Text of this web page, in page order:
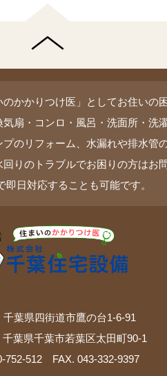
かかりつけ医」としてお住いの
扇・コンロ・風呂・洗面所・洗
のリフォーム、水漏れや排水管
りのトラブルでお困りの方はお
即日対応することも可能です。
千葉県四街道市鷹の台1-6-91
千葉県千葉市若葉区太田町90-1
752-512 FAX. 043-332-9397